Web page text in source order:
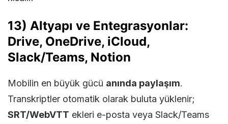
13) Altyapı ve Entegrasyonlar:
Drive, OneDrive, iCloud,
Slack/Teams, Notion
Mobilin en büyük gücü anında paylaşım.
Transkriptler otomatik olarak buluta yüklenir;
SRT/WebVTT ekleri e-posta veya Slack/Teams